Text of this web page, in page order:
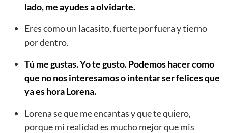
lado, me ayudes a olvidarte.
Eres como un lacasito, fuerte por fuera y tierno
por dentro.
Tú me gustas. Yo te gusto. Podemos hacer como
que no nos interesamos o intentar ser felices que
ya es hora Lorena.
Lorena se que me encantas y que te quiero,
porque mi realidad es mucho mejor que mis